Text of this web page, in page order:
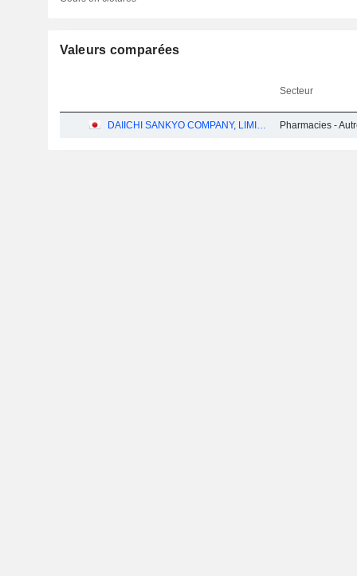
Valeurs comparées
Secteur
DAIICHI SANKYO COMPANY, LIMITED Pharmacies -